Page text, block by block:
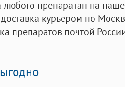
препаратан на
курьером по
препаратов почтой